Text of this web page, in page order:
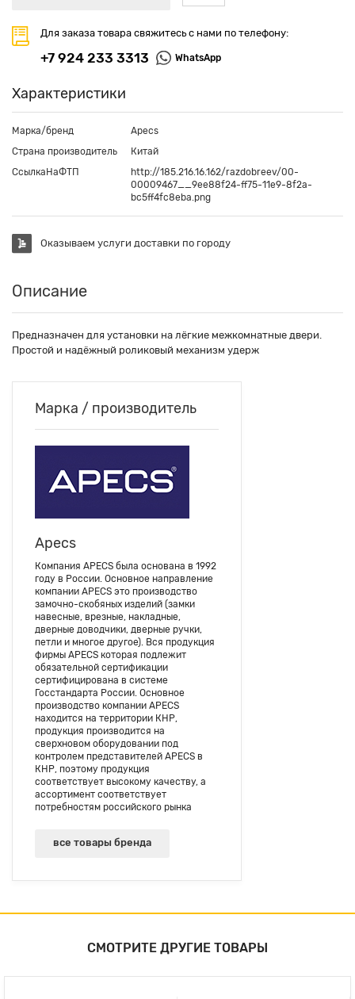
Для заказа товара свяжитесь с нами по телефону:
+7 924 233 3313 WhatsApp
Характеристики
Марка/бренд
Apecs
Страна производитель
Китай
СсылкаНаФТП
http://185.216.16.162/razdobreev/00-
00009467__9ee88f24-ff75-11e9-8f2a-
bc5ff4fc8eba.png
Оказываем услуги доставки по городу
Описание
Предназначен для установки на лёгкие межкомнатные двери.
Простой и надёжный роликовый механизм удерж
Марка / производитель
Apecs
Компания APECS была основана в 1992
году в России. Основное направление
компании APECS это производство
замочно-скобяных изделий (замки
навесные, врезные, накладные,
дверные доводчики, дверные ручки,
петли и многое другое). Вся продукция
фирмы APECS которая подлежит
обязательной сертификации
сертифицирована в системе
Госстандарта России. Основное
производство компании APECS
находится на территории КНР,
продукция производится на
сверхновом оборудовании под
контролем представителей APECS в
КНР, поэтому продукция
соответствует высокому качеству, а
ассортимент соответствует
потребностям российского рынка
все товары бренда
СМОТРИТЕ ДРУГИЕ ТОВАРЫ